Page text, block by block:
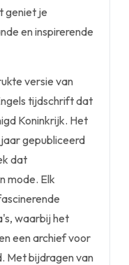
geniet je
en inspirerende
versie van
tijdschrift dat
Koninkrijk. Het
gepubliceerd
dat
mode. Elk
waarbij het
een archief voor
Met bijdragen van